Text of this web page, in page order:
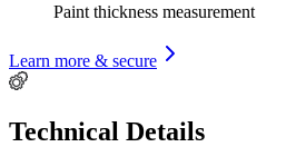
Paint thickness measurement
Learn more & secure
Technical Details